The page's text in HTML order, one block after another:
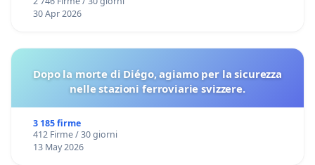
30 Apr 2026
Dopo la morte di Diégo, agiamo per la sicurezza
nelle stazioni ferroviarie svizzere.
3 185 firme
412 Firme / 30 giorni
13 May 2026